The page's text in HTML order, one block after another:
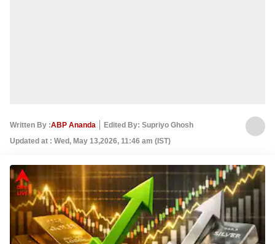
Written By :ABP Ananda
Edited By: Supriyo Ghosh
Updated at : Wed, May 13,2026, 11:46 am (IST)